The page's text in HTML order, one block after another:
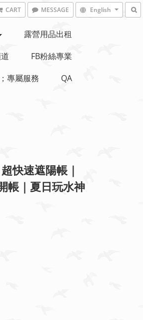
CART MESSAGE English
露營用品出租
FB粉絲專業
專屬服務 QA
快速遮陽帳｜
帳｜夏日玩水神